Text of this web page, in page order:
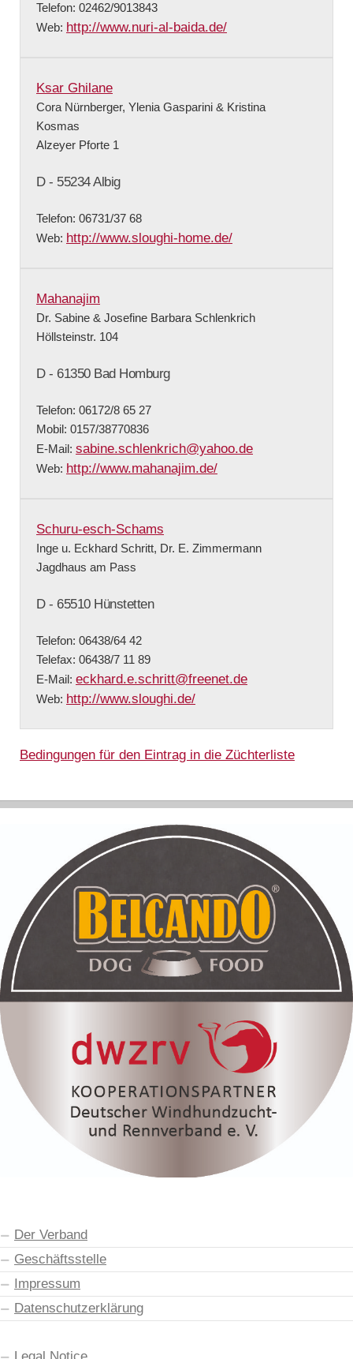
Telefon: 02462/9013843
Web: http://www.nuri-al-baida.de/
Ksar Ghilane
Cora Nürnberger, Ylenia Gasparini & Kristina
Kosmas
Alzeyer Pforte 1
D - 55234 Albig
Telefon: 06731/37 68
Web: http://www.sloughi-home.de/
Mahanajim
Dr. Sabine & Josefine Barbara Schlenkrich
Höllsteinstr. 104
D - 61350 Bad Homburg
Telefon: 06172/8 65 27
Mobil: 0157/38770836
E-Mail: sabine.schlenkrich@yahoo.de
Web: http://www.mahanajim.de/
Schuru-esch-Schams
Inge u. Eckhard Schritt, Dr. E. Zimmermann
Jagdhaus am Pass
D - 65510 Hünstetten
Telefon: 06438/64 42
Telefax: 06438/7 11 89
E-Mail: eckhard.e.schritt@freenet.de
Web: http://www.sloughi.de/
Bedingungen für den Eintrag in die Züchterliste
Der Verband
Geschäftsstelle
Impressum
Datenschutzerklärung
Legal Notice